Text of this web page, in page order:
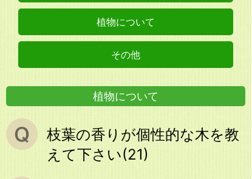
植物について
その他
植物について
枝葉の香りが個性的な木を教
えて下さい(21)